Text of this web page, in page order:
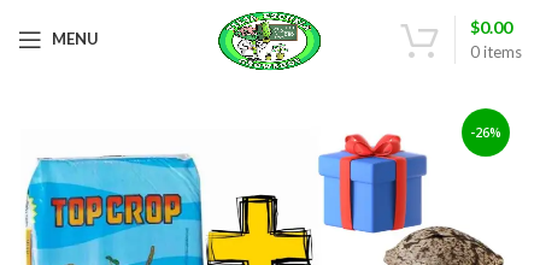
MENU
0items
$0.00
-26%